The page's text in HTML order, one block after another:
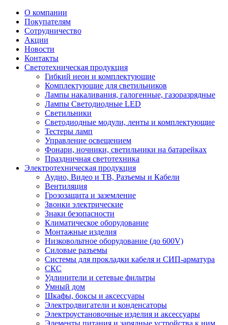
О компании
Покупателям
Сотрудничество
Акции
Новости
Контакты
Светотехническая продукция
Гибкий неон и комплектующие
Комплектующие для светильников
Лампы накаливания, галогенные, газоразрядные
Лампы Светодиодные LED
Светильники
Светодиодные модули, ленты и комплектующие
Тестеры ламп
Управление освещением
Фонари, ночники, светильники на батарейках
Праздничная светотехника
Электротехническая продукция
Аудио, Видео и ТВ, Разъемы и Кабели
Вентиляция
Грозозащита и заземление
Звонки электрические
Знаки безопасности
Климатическое оборудование
Монтажные изделия
Низковольтное оборудование (до 600V)
Силовые разъемы
Системы для прокладки кабеля и СИП-арматура
СКС
Удлинители и сетевые фильтры
Умный дом
Шкафы, боксы и аксессуары
Электродвигатели и конденсаторы
Электроустановочные изделия и аксессуары
Элементы питания и зарядные устройства к ним